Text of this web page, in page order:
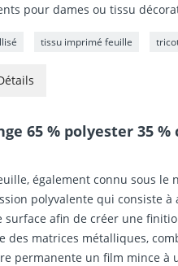
pour dames ou tissu
tissu imprimé feuille
65 % polyester 35
également connu sous
polyvalente qui consiste
surface afin de créer une
des matrices métalliques,
permanente un film mince à